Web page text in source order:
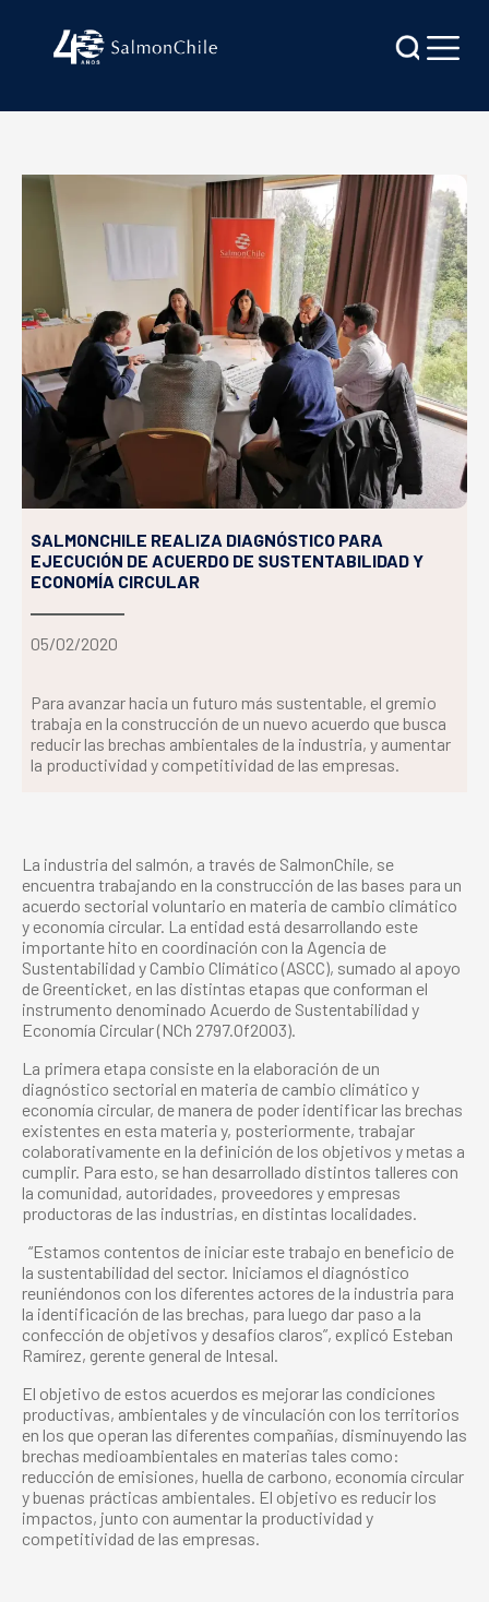
SALMONCHILE REALIZA DIAGNÓSTICO PARA
EJECUCIÓN DE ACUERDO DE SUSTENTABILIDAD Y
ECONOMÍA CIRCULAR
05/02/2020
Para avanzar hacia un futuro más sustentable, el gremio
trabaja en la construcción de un nuevo acuerdo que busca
reducir las brechas ambientales de la industria, y aumentar
la productividad y competitividad de las empresas.
La industria del salmón, a través de SalmonChile, se
encuentra trabajando en la construcción de las bases para un
acuerdo sectorial voluntario en materia de cambio climático
y economía circular. La entidad está desarrollando este
importante hito en coordinación con la Agencia de
Sustentabilidad y Cambio Climático (ASCC), sumado al apoyo
de Greenticket, en las distintas etapas que conforman el
instrumento denominado Acuerdo de Sustentabilidad y
Economía Circular (NCh 2797.Of2003).
La primera etapa consiste en la elaboración de un
diagnóstico sectorial en materia de cambio climático y
economía circular, de manera de poder identificar las brechas
existentes en esta materia y, posteriormente, trabajar
colaborativamente en la definición de los objetivos y metas a
cumplir. Para esto, se han desarrollado distintos talleres con
la comunidad, autoridades, proveedores y empresas
productoras de las industrias, en distintas localidades.
“Estamos contentos de iniciar este trabajo en beneficio de
la sustentabilidad del sector. Iniciamos el diagnóstico
reuniéndonos con los diferentes actores de la industria para
la identificación de las brechas, para luego dar paso a la
confección de objetivos y desafíos claros”, explicó Esteban
Ramírez, gerente general de Intesal.
El objetivo de estos acuerdos es mejorar las condiciones
productivas, ambientales y de vinculación con los territorios
en los que operan las diferentes compañías, disminuyendo las
brechas medioambientales en materias tales como:
reducción de emisiones, huella de carbono, economía circular
y buenas prácticas ambientales. El objetivo es reducir los
impactos, junto con aumentar la productividad y
competitividad de las empresas.